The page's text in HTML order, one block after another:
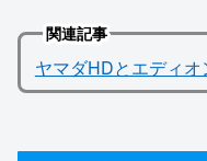
関連記事
ヤマダHDとエディ